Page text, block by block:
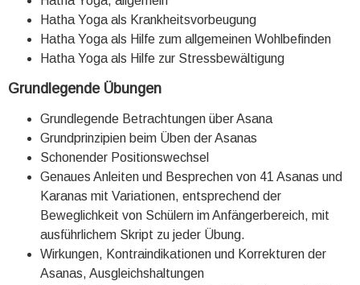
Hatha Yoga als Krankheitsvorbeugung
Hatha Yoga als Hilfe zum allgemeinen Wohlbefinden
Hatha Yoga als Hilfe zur Stressbewältigung
Grundlegende Übungen
Grundlegende Betrachtungen über Asana
Grundprinzipien beim Üben der Asanas
Schonender Positionswechsel
Genaues Anleiten und Besprechen von 41 Asanas und
Karanas mit Variationen, entsprechend der
Beweglichkeit von Schülern im Anfängerbereich, mit
ausführlichem Skript zu jeder Übung.
Wirkungen, Kontraindikationen und Korrekturen der
Asanas, Ausgleichshaltungen